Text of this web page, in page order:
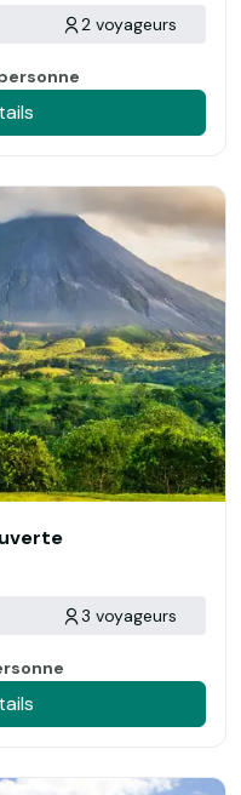
2 voyageurs
3 voyageurs